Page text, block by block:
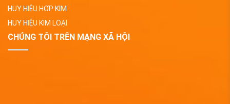
HUY HIỆU HỢP KIM
HUY HIỆU KIM LOẠI
CHÚNG TÔI TRÊN MẠNG XÃ HỘI